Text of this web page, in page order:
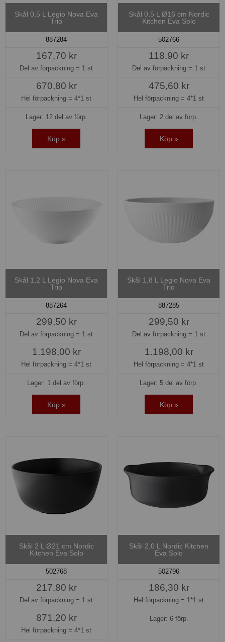
Skål 0,5 L Legio Nova Eva
Trio
887284
167,70 kr
Del av förpackning = 1 st
670,80 kr
Hel förpackning = 4*1 st
Lager: 12 del av förp.
Köp »
Skål 0,5 L Ø16 cm Nordic
Kitchen Eva Solo
502766
118,90 kr
Del av förpackning = 1 st
475,60 kr
Hel förpackning = 4*1 st
Lager: 2 del av förp.
Köp »
Skål 1,2 L Legio Nova Eva
Trio
887264
299,50 kr
Del av förpackning = 1 st
1.198,00 kr
Hel förpackning = 4*1 st
Lager: 1 del av förp.
Köp »
Skål 1,8 L Legio Nova Eva
Trio
887285
299,50 kr
Del av förpackning = 1 st
1.198,00 kr
Hel förpackning = 4*1 st
Lager: 5 del av förp.
Köp »
Skål 2 L Ø21 cm Nordic
Kitchen Eva Solo
502768
217,80 kr
Del av förpackning = 1 st
871,20 kr
Hel förpackning = 4*1 st
Skål 2,0 L Nordic Kitchen
Eva Solo
502796
186,30 kr
Hel förpackning = 1*1 st
Lager: 6 förp.